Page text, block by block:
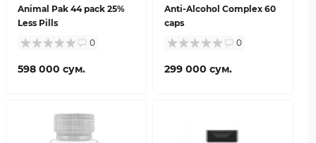
Animal Pak 44 pack 25%
Less Pills
0
598 000 сум.
Anti-Alcohol Complex 60
caps
0
299 000 сум.